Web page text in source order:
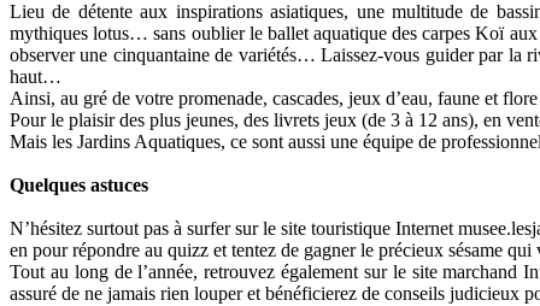
Lieu de détente aux inspirations asiatiques, une multitude de
mythiques lotus… sans oublier le ballet aquatique des carpes Koï
observer une cinquantaine de variétés… Laissez-vous guider par la
haut…
Ainsi, au gré de votre promenade, cascades, jeux d’eau, faune et
Pour le plaisir des plus jeunes, des livrets jeux (de 3 à 12 ans), en
Mais les Jardins Aquatiques, ce sont aussi une équipe de
Quelques astuces
N’hésitez surtout pas à surfer sur le site touristique Internet
en pour répondre au quizz et tentez de gagner le précieux sésame
Tout au long de l’année, retrouvez également sur le site marchand
assuré de ne jamais rien louper et bénéficierez de conseils judicieux